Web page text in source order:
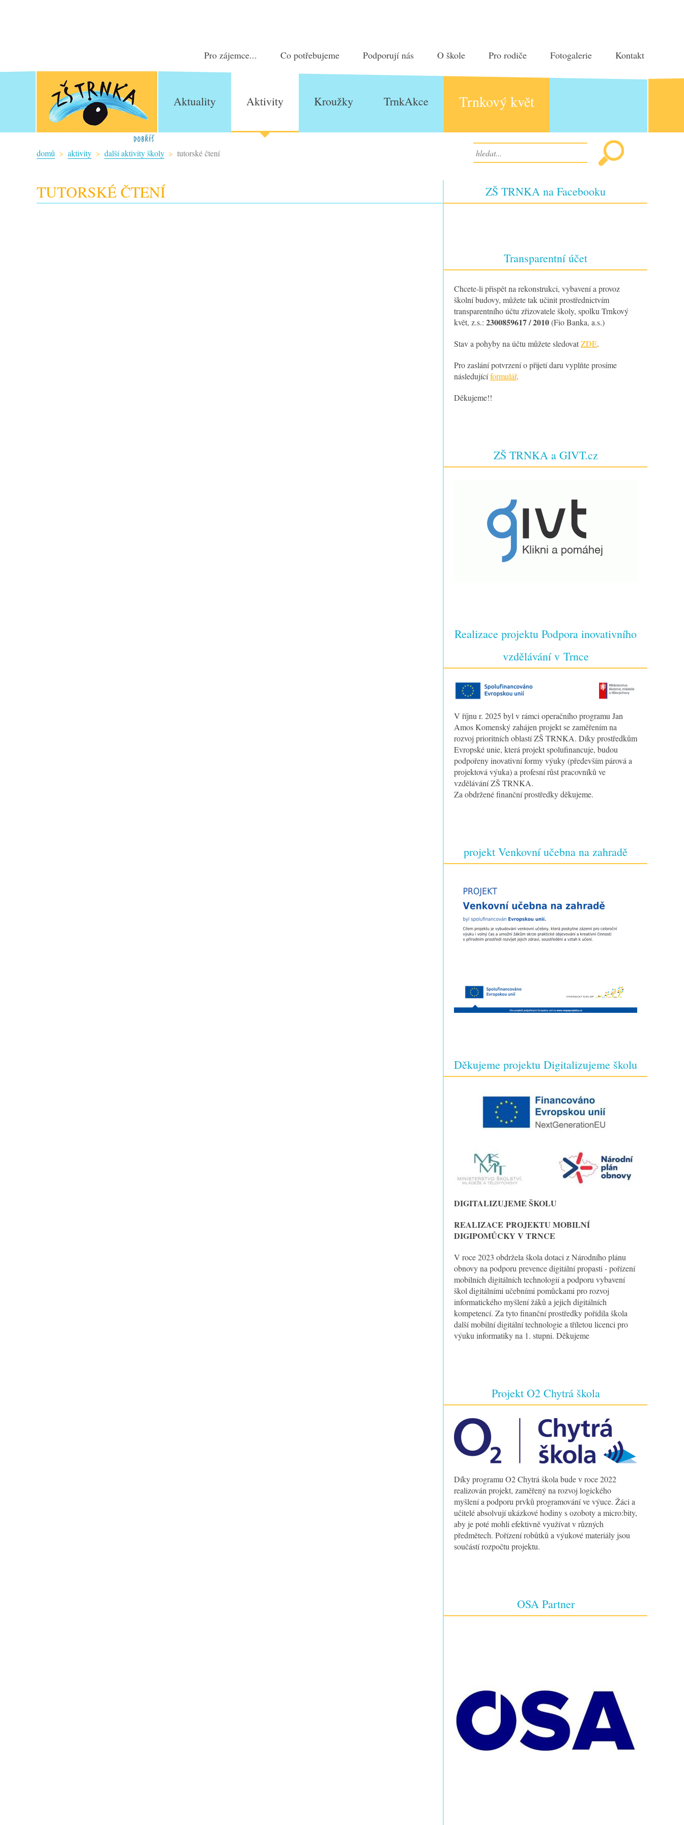
Pro zájemce... Co potřebujeme Podporují nás O škole Pro rodiče Fotogalerie Kontakt
Aktuality Aktivity Kroužky TrnkAkce Trnkový květ
domů aktivity další aktivity školy tutorské čtení
TUTORSKÉ ČTENÍ ZŠ TRNKA na Facebooku
Transparentní účet
Chcete-li přispět na rekonstrukci, vybavení a provoz
školní budovy, můžete tak učinit prostřednictvím
transparentního účtu zřizovatele školy, spolku Trnkový
květ, z.s.: 2300859617 / 2010(Fio Banka, a.s.)
Stav a pohyby na účtu můžete sledovatZDE.
Pro zaslání potvrzení o přijetí daru vyplňte prosíme
následujícíformulář.
Děkujeme!!
ZŠ TRNKA a GIVT.cz
Realizace projektu Podpora inovativního
vzdělávání v Trnce
V říjnu r. 2025 byl v rámci operačního programu Jan
Amos Komenský zahájen projekt se zaměřením na
rozvoj prioritních oblastí ZŠ TRNKA. Díky prostředkům
Evropské unie, která projekt spolufinancuje, budou
podpořeny inovativní formy výuky (především párová a
projektová výuka) a profesní růst pracovníků ve
vzdělávání ZŠ TRNKA.
Za obdržené finanční prostředky děkujeme.
projekt Venkovní učebna na zahradě
Děkujeme projektu Digitalizujeme školu
DIGITALIZUJEME ŠKOLU
REALIZACE PROJEKTU MOBILNÍ
DIGIPOMŮCKY V TRNCE
V roce 2023 obdržela škola dotaci z Národního plánu
obnovy na podporu prevence digitální propasti - pořízení
mobilních digitálních technologií a podporu vybavení
škol digitálními učebními pomůckami pro rozvoj
informatického myšlení žáků a jejich digitálních
kompetencí. Za tyto finanční prostředky pořídila škola
další mobilní digitální technologie a tříletou licenci pro
výuku informatiky na 1. stupni. Děkujeme
Projekt O2 Chytrá škola
Díky programu O2 Chytrá škola bude v roce 2022
realizován projekt, zaměřený na rozvoj logického
myšlení a podporu prvků programování ve výuce. Žáci a
učitelé absolvují ukázkové hodiny s ozoboty a micro:bity,
aby je poté mohli efektivně využívat v různých
předmětech. Pořízení robůtků a výukové materiály jsou
součástí rozpočtu projektu.
OSA Partner